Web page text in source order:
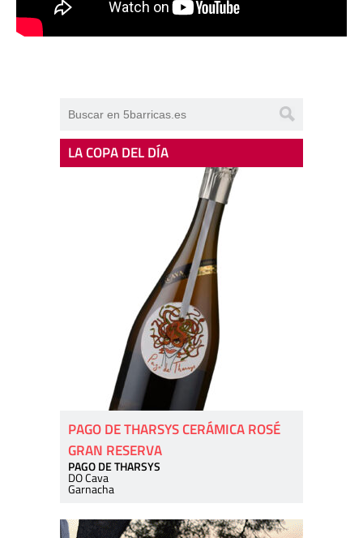
LA COPA DEL DÍA
PAGO DE THARSYS CERÁMICA ROSÉ
GRAN RESERVA
PAGO DE THARSYS
DO Cava
Garnacha